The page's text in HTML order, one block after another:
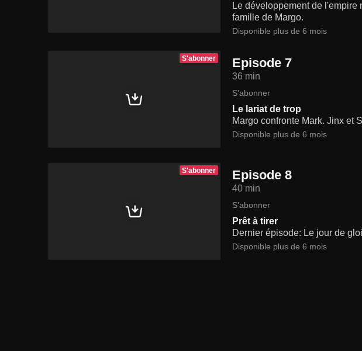
Le développement de l'empire
famille de Margo.
Disponible plus de 6 mois
S'abonner Episode 7
36 min
S'abonner
Le lariat de trop
Margo confronte Mark. Jinx et
Disponible plus de 6 mois
S'abonner Episode 8
40 min
S'abonner
Prêt à tirer
Dernier épisode: Le jour de
Disponible plus de 6 mois